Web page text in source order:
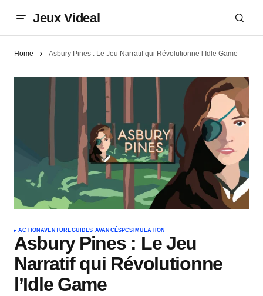
Jeux Videal
Home Asbury Pines : Le Jeu Narratif qui Révolutionne l’Idle Game
ACTIONAVENTUREGUIDES AVANCÉS PCSIMULATION
Asbury Pines : Le Jeu
Narratif qui Révolutionne
l’Idle Game